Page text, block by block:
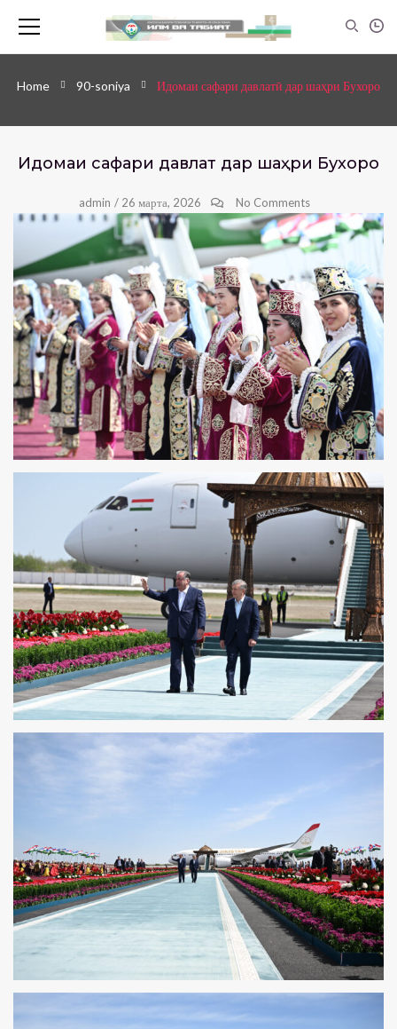
Home 90-soniya Идомаи сафари давлатӣ дар шаҳри Бухоро
Идомаи сафари давлатӣ дар шаҳри Бухоро
admin / 26 марта, 2026 No Comments